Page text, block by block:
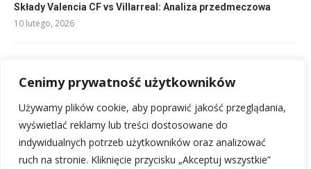
Cenimy prywatność użytkowników
Używamy plików cookie, aby poprawić jakość przeglądania,
wyświetlać reklamy lub treści dostosowane do
indywidualnych potrzeb użytkowników oraz analizować
ruch na stronie. Kliknięcie przycisku „Akceptuj wszystkie”
Składy Valencia CF vs Villarreal: Analiza przedmeczowa
10 lutego, 2026
10 lutego, 2026
Składy: Club Brugge – Aarhus GF: Kto zagra?
10 lutego, 2026